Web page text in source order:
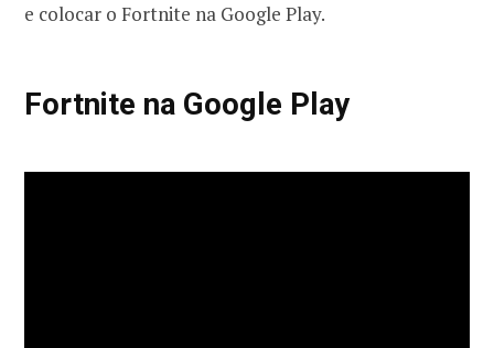
e colocar o Fortnite na Google Play.
Fortnite na Google Play